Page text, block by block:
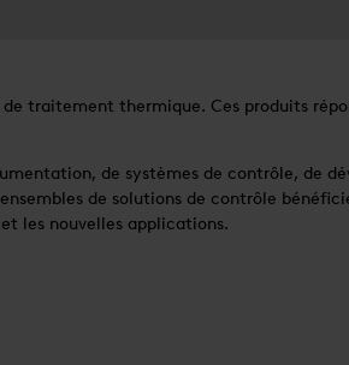
traitement thermique. Ces produits
de systèmes de contrôle, de
de solutions de contrôle
les nouvelles applications.